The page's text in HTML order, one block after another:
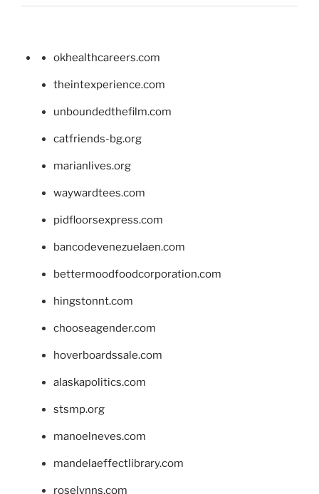
okhealthcareers.com
theintexperience.com
unboundedthefilm.com
catfriends-bg.org
marianlives.org
waywardtees.com
pidfloorsexpress.com
bancodevenezuelaen.com
bettermoodfoodcorporation.com
hingstonnt.com
chooseagender.com
hoverboardssale.com
alaskapolitics.com
stsmp.org
manoelneves.com
mandelaeffectlibrary.com
roselynns.com